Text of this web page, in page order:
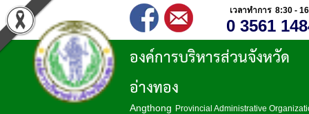
เวลาทำการ 8:30 -
0 3561
องค์การบริหารส่วนจังหวัด
อ่างทอง
Angthong Provincial Administrative